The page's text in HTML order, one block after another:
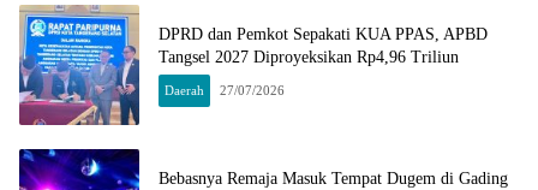
DPRD dan Pemkot Sepakati KUA PPAS, APBD
Tangsel 2027 Diproyeksikan Rp4,96 Triliun
Daerah 27/07/2026
Bebasnya Remaja Masuk Tempat Dugem di Gading